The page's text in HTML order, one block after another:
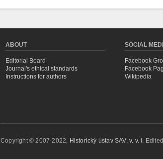
ABOUT
Editorial Board
Journal's ethical standards
Instructions for authors
SOCIAL
Facebook
Facebook
Wikipedia
Copyright © 2007-2022, Historický ústav SAV, v. v. i.